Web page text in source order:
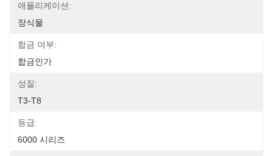
애플리케이션:
장식물
합금 여부:
합금인가
성질:
T3-T8
등급:
6000 시리즈